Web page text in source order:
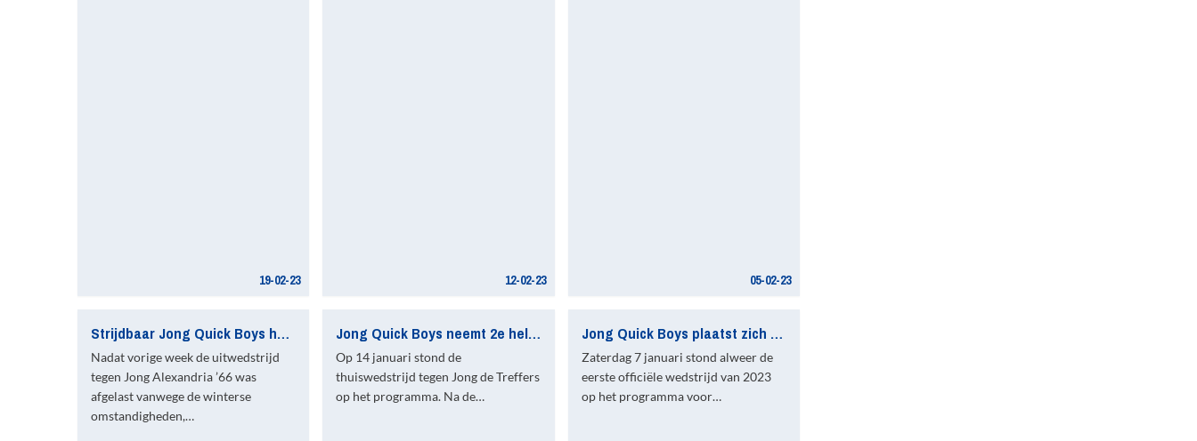
19-02-23 12-02-23 05-02-23
Strijdbaar Jong Quick Boys houdt Jong F.C. Eindhoven op gelijkspel
Nadat vorige week de uitwedstrijd
tegen Jong Alexandria ’66 was
afgelast vanwege de winterse
omstandigheden,…
Jong Quick Boys neemt 2e helft overtuigend afstand van Jong De Treffers
Op 14 januari stond de
thuiswedstrijd tegen Jong de Treffers
op het programma. Na de…
Jong Quick Boys plaatst zich knap voor de laatste 16 van de KNVB beker
Zaterdag 7 januari stond alweer de
eerste officiële wedstrijd van 2023
op het programma voor…